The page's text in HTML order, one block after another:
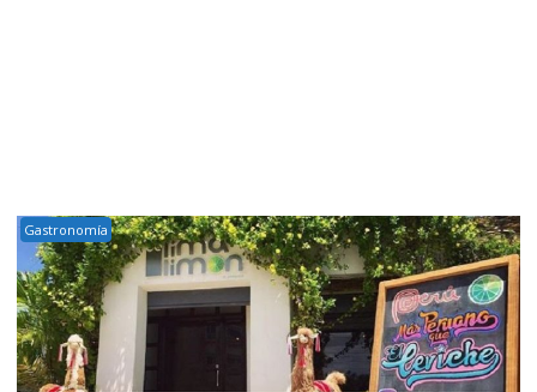
Gastronomía